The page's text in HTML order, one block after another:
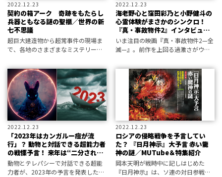
2022.12.23
契約の箱アーク 奇跡をもたらし
兵器ともなる謎の聖櫃／世界の新
七不思議
超巨大建造物から超常事件の現場ま
で、各地のさまざまなミステリー
伸一郎がセレクトした〝世界の新七
不思議〟をご案内！ 今回は〝『聖
書』の七不思議〟に選定したなかか
ら、伊勢神
2022.12.23
海老野心と窪田彩乃と小野健斗の
心霊体験がまさかのシンクロ！
『真・事故物件2』インタビュー
で発覚した恐怖
いま注目の映画『真・事故物件2—全
滅—』。前作を上回る過激さがウリ
窪田彩乃と海老野心に起きた“撮影後
の異変”とは――？
2022.12.23
「2023年はカンガルー痘が流
行」？ 動物と対話できる超能力者
の戦慄予言！ 来年は“二分された
年”に？
動物とテレパシーで対話できる超能
力者が、2023年の予言を発表した！
2022.12.23
ロシアの侵略戦争を予言してい
た？ 『日月神示』大予言 赤い龍
神の謎／MUTube＆特集紹介
岡本天明が戦時中に記しはじめた
『日月神示』は、ソ連の対日参戦を